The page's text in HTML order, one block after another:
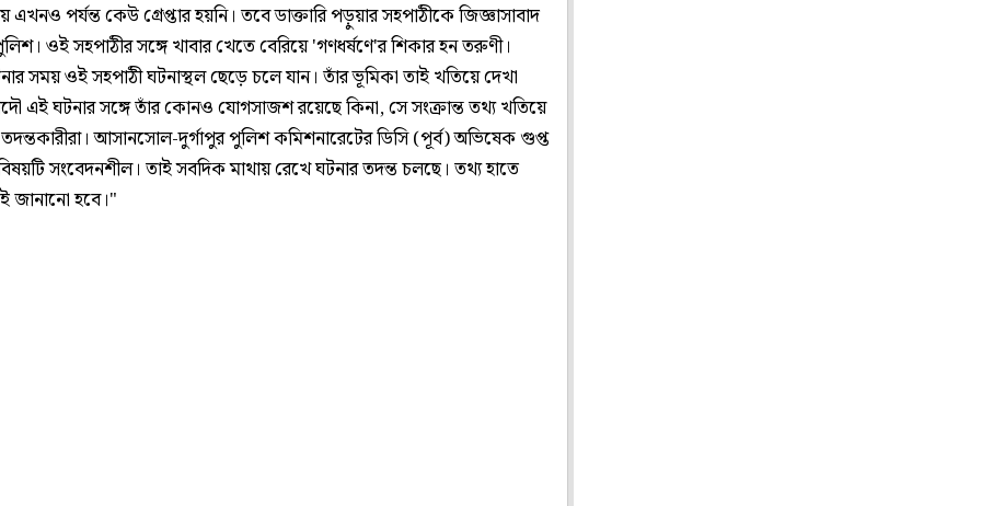
এখনও পর্যন্ত কেউ গ্রেপ্তার হয়নি। তবে ডাক্তারি পড়ুয়ার সহপাঠীকে জিজ্ঞাসাবাদ
ওই সহপাঠীর সঙ্গে খাবার খেতে বেরিয়ে 'গণধর্ষণে'র শিকার হন তরুণী।
সময় ওই সহপাঠী ঘটনাস্থল ছেড়ে চলে যান। তাঁর ভূমিকা তাই খতিয়ে দেখা
এই ঘটনার সঙ্গে তাঁর কোনও যোগসাজশ রয়েছে কিনা, সে সংক্রান্ত তথ্য খতিয়ে
আসানসোল-দুর্গাপুর পুলিশ কমিশনারেটের ডিসি (পূর্ব) অভিষেক গুপ্ত
সংবেদনশীল। তাই সবদিক মাথায় রেখে ঘটনার তদন্ত চলছে। তথ্য হাতে
জানানো হবে।"